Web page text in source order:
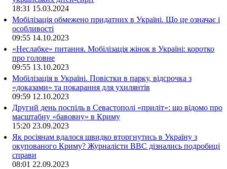
18:31 15.03.2024
Мобілізація обмежено придатних в Україні. Що це означає і
особливості
09:55 14.10.2023
«Неслабке» питання. Мобілізація жінок в Україні: коротко
про головне
09:55 13.10.2023
Мобілізація в Україні. Повістки в парку, відсрочка з
«доказами» та покарання для ухилянтів
09:59 12.10.2023
Другий день поспіль в Севастополі «приліт»: що відомо про
масштабну «бавовну» в Криму
15:20 23.09.2023
Як росіянам вдалося швидко вторгнутись в Україну з
окупованого Криму? Журналісти ВВС дізнались подробиці
справи
08:01 22.09.2023